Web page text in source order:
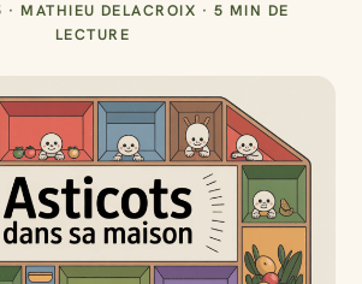
· MATHIEU DELACROIX · 5 MIN DE
LECTURE